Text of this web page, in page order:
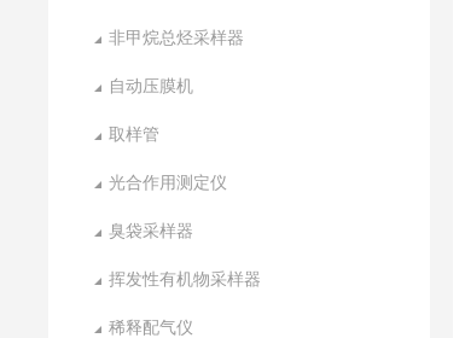
非甲烷总烃采样器
自动压膜机
取样管
光合作用测定仪
臭袋采样器
挥发性有机物采样器
稀释配气仪